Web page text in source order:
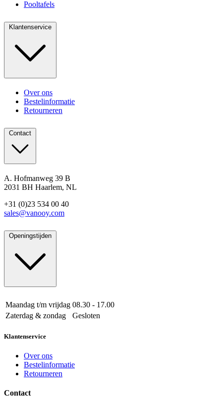
Pooltafels
Klantenservice
Over ons
Bestelinformatie
Retourneren
Contact
A. Hofmanweg 39 B
2031 BH Haarlem, NL
+31 (0)23 534 00 40
sales@vanooy.com
Openingstijden
Maandag t/m vrijdag 08.30 - 17.00
Zaterdag & zondag
Gesloten
Klantenservice
Over ons
Bestelinformatie
Retourneren
Contact